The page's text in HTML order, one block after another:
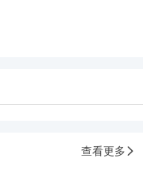
查看更多